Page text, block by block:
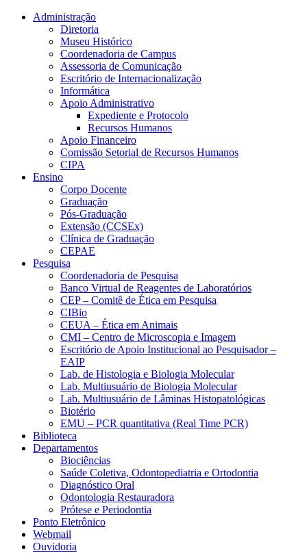
Conteúdo principal Menu principal
Administração
Diretoria
Museu Histórico
Coordenadoria de Campus
Assessoria de Comunicação
Escritório de Internacionalização
Informática
Apoio Administrativo
Expediente e Protocolo
Recursos Humanos
Apoio Financeiro
Comissão Setorial de Recursos Humanos
CIPA
Ensino
Corpo Docente
Graduação
Pós-Graduação
Extensão (CCSEx)
Clínica de Graduação
CEPAE
Pesquisa
Coordenadoria de Pesquisa
Banco Virtual de Reagentes de Laboratórios
CEP – Comitê de Ética em Pesquisa
CIBio
CEUA – Ética em Animais
CMI – Centro de Microscopia e Imagem
Escritório de Apoio Institucional ao Pesquisador –
EAIP
Lab. de Histologia e Biologia Molecular
Lab. Multiusuário de Biologia Molecular
Lab. Multiusuário de Lâminas Histopatológicas
Biotério
EMU – PCR quantitativa (Real Time PCR)
Biblioteca
Departamentos
Biociências
Saúde Coletiva, Odontopediatria e Ortodontia
Diagnóstico Oral
Odontologia Restauradora
Prótese e Periodontia
Ponto Eletrônico
Webmail
Ouvidoria